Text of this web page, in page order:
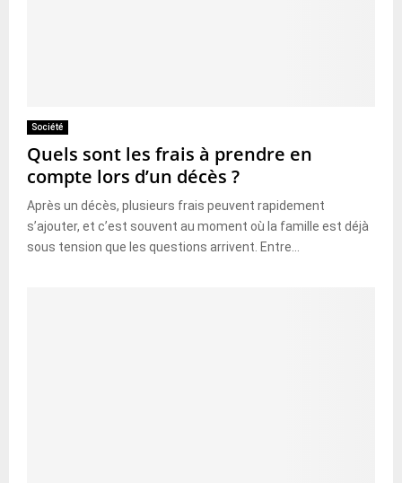
Société
Quels sont les frais à prendre en
compte lors d’un décès ?
Après un décès, plusieurs frais peuvent rapidement
s’ajouter, et c’est souvent au moment où la famille est déjà
sous tension que les questions arrivent. Entre...